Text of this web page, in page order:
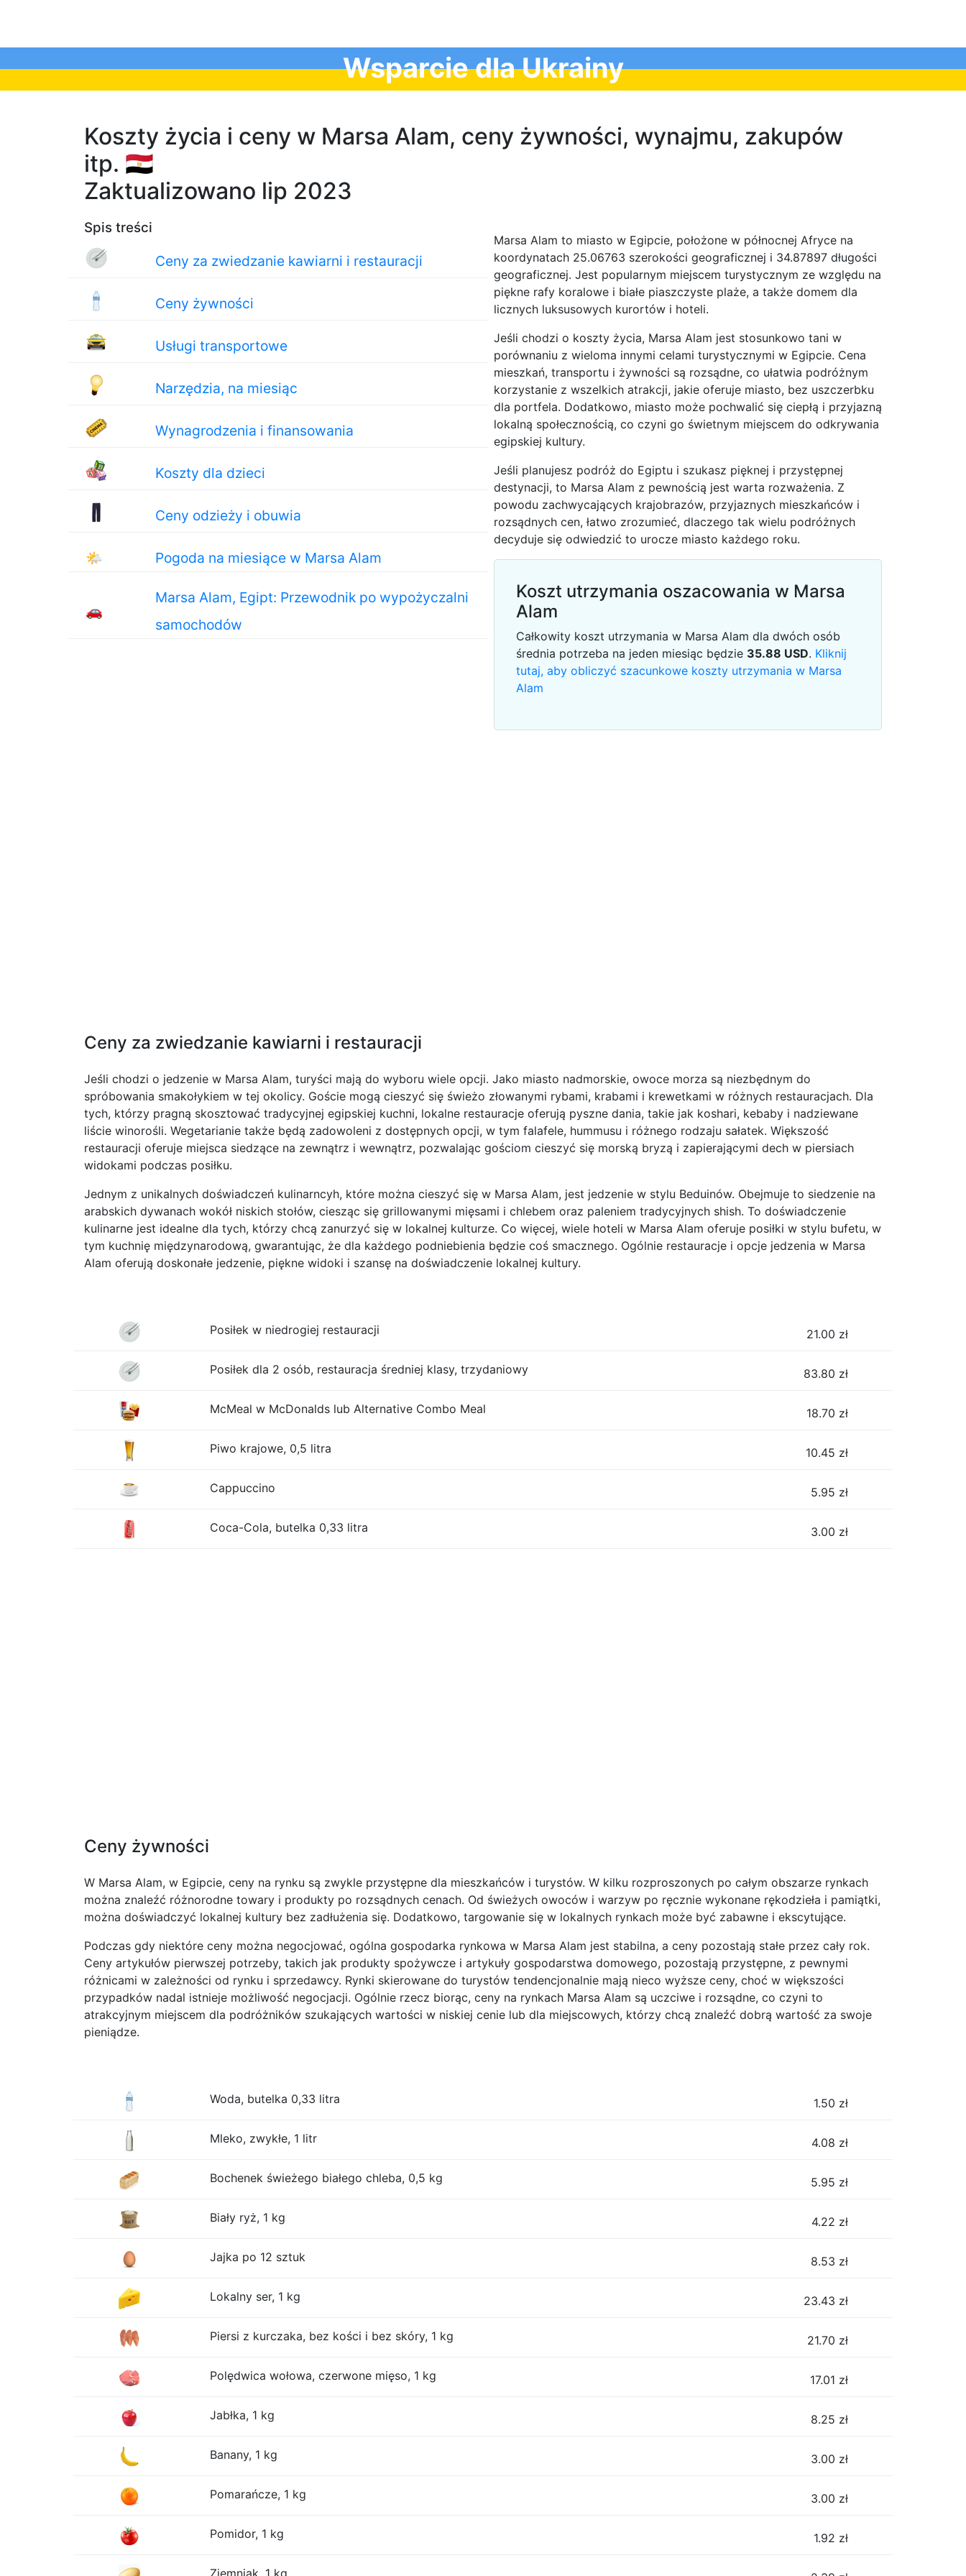
Wsparcie dla Ukrainy
Koszty życia i ceny w Marsa Alam, ceny żywności, wynajmu, zakupów
itp. 🇪🇬
Zaktualizowano lip 2023
Spis treści
Ceny za zwiedzanie kawiarni i restauracji
Ceny żywności
Usługi transportowe
Narzędzia, na miesiąc
Wynagrodzenia i finansowania
Koszty dla dzieci
Ceny odzieży i obuwia
🌤 Pogoda na miesiące w Marsa Alam
🚗
Marsa Alam, Egipt: Przewodnik po wypożyczalni
samochodów
Marsa Alam to miasto w Egipcie, położone w północnej Afryce na
koordynatach 25.06763 szerokości geograficznej i 34.87897 długości
geograficznej. Jest popularnym miejscem turystycznym ze względu na
piękne rafy koralowe i białe piaszczyste plaże, a także domem dla
licznych luksusowych kurortów i hoteli.
Jeśli chodzi o koszty życia, Marsa Alam jest stosunkowo tani w
porównaniu z wieloma innymi celami turystycznymi w Egipcie. Cena
mieszkań, transportu i żywności są rozsądne, co ułatwia podróżnym
korzystanie z wszelkich atrakcji, jakie oferuje miasto, bez uszczerbku
dla portfela. Dodatkowo, miasto może pochwalić się ciepłą i przyjazną
lokalną społecznością, co czyni go świetnym miejscem do odkrywania
egipskiej kultury.
Jeśli planujesz podróż do Egiptu i szukasz pięknej i przystępnej
destynacji, to Marsa Alam z pewnością jest warta rozważenia. Z
powodu zachwycających krajobrazów, przyjaznych mieszkańców i
rozsądnych cen, łatwo zrozumieć, dlaczego tak wielu podróżnych
decyduje się odwiedzić to urocze miasto każdego roku.
Koszt utrzymania oszacowania w Marsa
Alam
Całkowity koszt utrzymania w Marsa Alam dla dwóch osób
średnia potrzeba na jeden miesiąc będzie 35.88 USD. Kliknij
tutaj, aby obliczyć szacunkowe koszty utrzymania w Marsa
Alam
Ceny za zwiedzanie kawiarni i restauracji
Jeśli chodzi o jedzenie w Marsa Alam, turyści mają do wyboru wiele opcji. Jako miasto nadmorskie, owoce morza są niezbędnym do
spróbowania smakołykiem w tej okolicy. Goście mogą cieszyć się świeżo złowanymi rybami, krabami i krewetkami w różnych restauracjach. Dla
tych, którzy pragną skosztować tradycyjnej egipskiej kuchni, lokalne restauracje oferują pyszne dania, takie jak koshari, kebaby i nadziewane
liście winorośli. Wegetarianie także będą zadowoleni z dostępnych opcji, w tym falafele, hummusu i różnego rodzaju sałatek. Większość
restauracji oferuje miejsca siedzące na zewnątrz i wewnątrz, pozwalając gościom cieszyć się morską bryzą i zapierającymi dech w piersiach
widokami podczas posiłku.
Jednym z unikalnych doświadczeń kulinarncyh, które można cieszyć się w Marsa Alam, jest jedzenie w stylu Beduinów. Obejmuje to siedzenie na
arabskich dywanach wokół niskich stołów, ciesząc się grillowanymi mięsami i chlebem oraz paleniem tradycyjnych shish. To doświadczenie
kulinarne jest idealne dla tych, którzy chcą zanurzyć się w lokalnej kulturze. Co więcej, wiele hoteli w Marsa Alam oferuje posiłki w stylu bufetu, w
tym kuchnię międzynarodową, gwarantując, że dla każdego podniebienia będzie coś smacznego. Ogólnie restauracje i opcje jedzenia w Marsa
Alam oferują doskonałe jedzenie, piękne widoki i szansę na doświadczenie lokalnej kultury.
Posiłek w niedrogiej restauracji 21.00 zł
Posiłek dla 2 osób, restauracja średniej klasy, trzydaniowy 83.80 zł
McMeal w McDonalds lub Alternative Combo Meal 18.70 zł
Piwo krajowe, 0,5 litra 10.45 zł
Cappuccino 5.95 zł
Coca-Cola, butelka 0,33 litra 3.00 zł
Ceny żywności
W Marsa Alam, w Egipcie, ceny na rynku są zwykle przystępne dla mieszkańców i turystów. W kilku rozproszonych po całym obszarze rynkach
można znaleźć różnorodne towary i produkty po rozsądnych cenach. Od świeżych owoców i warzyw po ręcznie wykonane rękodzieła i pamiątki,
można doświadczyć lokalnej kultury bez zadłużenia się. Dodatkowo, targowanie się w lokalnych rynkach może być zabawne i ekscytujące.
Podczas gdy niektóre ceny można negocjować, ogólna gospodarka rynkowa w Marsa Alam jest stabilna, a ceny pozostają stałe przez cały rok.
Ceny artykułów pierwszej potrzeby, takich jak produkty spożywcze i artykuły gospodarstwa domowego, pozostają przystępne, z pewnymi
różnicami w zależności od rynku i sprzedawcy. Rynki skierowane do turystów tendencjonalnie mają nieco wyższe ceny, choć w większości
przypadków nadal istnieje możliwość negocjacji. Ogólnie rzecz biorąc, ceny na rynkach Marsa Alam są uczciwe i rozsądne, co czyni to
atrakcyjnym miejscem dla podróżników szukających wartości w niskiej cenie lub dla miejscowych, którzy chcą znaleźć dobrą wartość za swoje
pieniądze.
Woda, butelka 0,33 litra 1.50 zł
Mleko, zwykłe, 1 litr 4.08 zł
Bochenek świeżego białego chleba, 0,5 kg 5.95 zł
Biały ryż, 1 kg 4.22 zł
Jajka po 12 sztuk 8.53 zł
Lokalny ser, 1 kg 23.43 zł
Piersi z kurczaka, bez kości i bez skóry, 1 kg 21.70 zł
Polędwica wołowa, czerwone mięso, 1 kg 17.01 zł
Jabłka, 1 kg 8.25 zł
Banany, 1 kg 3.00 zł
Pomarańcze, 1 kg 3.00 zł
Pomidor, 1 kg 1.92 zł
Ziemniak, 1 kg